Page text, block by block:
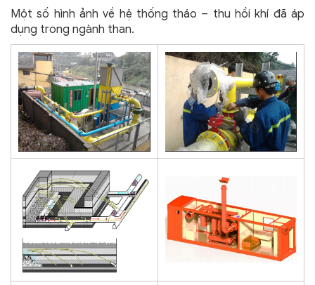
Một số hình ảnh về hệ thống tháo – thu hồi khí đã áp
dụng trong ngành than.